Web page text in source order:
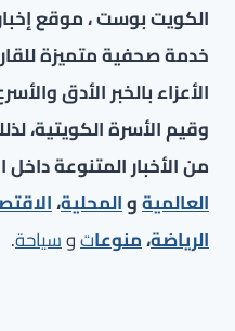
الكويت بوست ، موقع
خدمة صحفية متميزة
الأعزاء بالخبر الأدق
وقيم الأسرة الكويتية،
من الأخبار المتنوعة داخل
العالميةوالمحلية،
الرياضة،منوعاتوسياحة.